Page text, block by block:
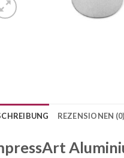
REZENSIONEN (0)